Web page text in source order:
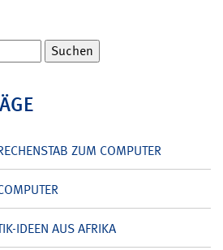
ZUM COMPUTER
IDEEN AUS AFRIKA